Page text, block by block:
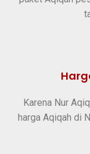
Karena Nur
harga Aqiqah di